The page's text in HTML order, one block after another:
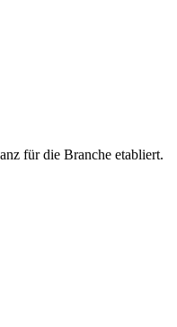
für die Branche etabliert.